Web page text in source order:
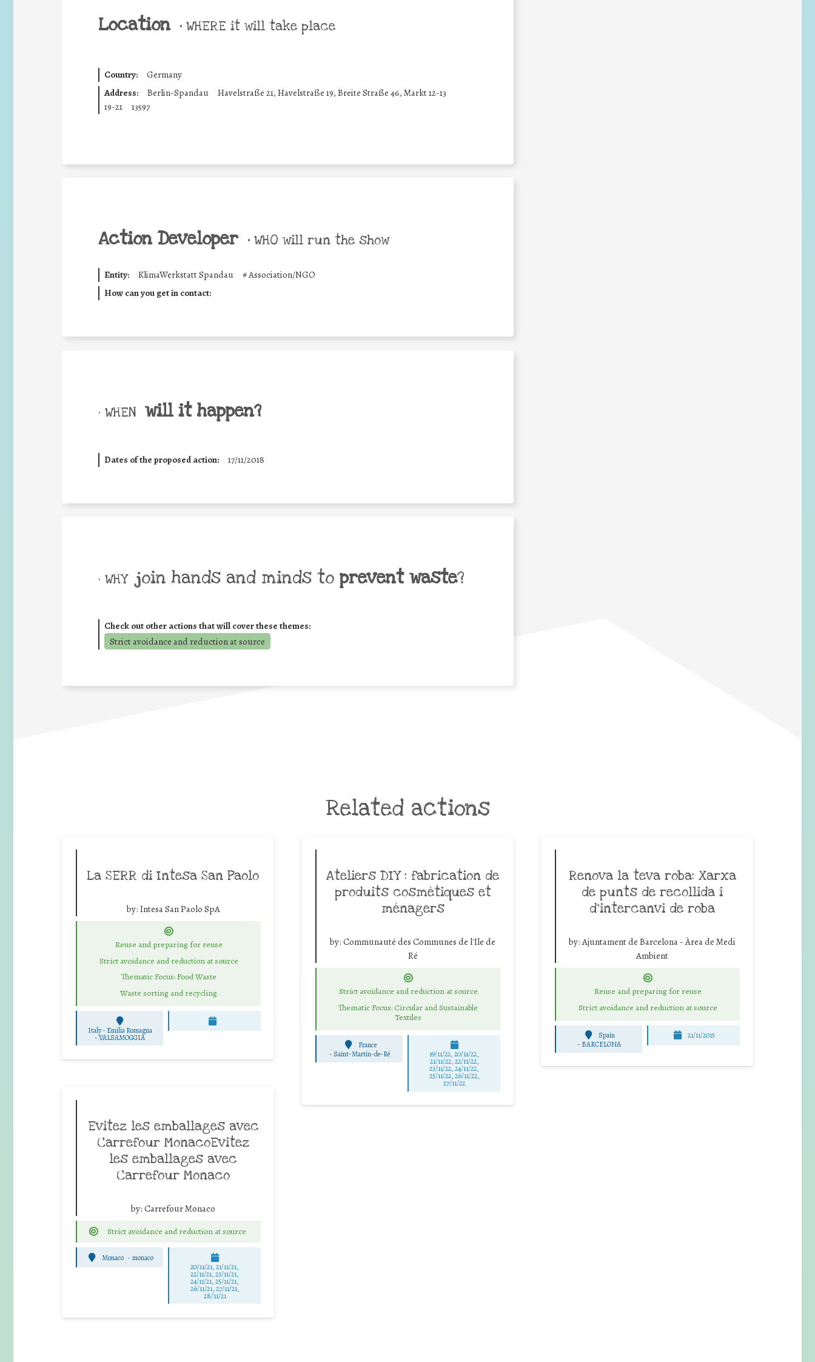
Location • WHERE it will take place
Country:
Germany
Address:
Berlin-Spandau
Havelstraße 21, Havelstraße 19, Breite Straße 46, Markt 12-13
19-21
13597
Action Developer • WHO will run the show
Entity: KlimaWerkstatt Spandau #Association/NGO
How can you get in contact:
• WHEN will it happen?
Dates of the proposed action: 17/11/2018
• WHY join hands and minds to prevent waste?
Check out other actions that will cover these themes:
Strict avoidance and reduction at source
Related actions
La SERR di Intesa San Paolo
by: Intesa San Paolo SpA
Reuse and preparing for reuse
Strict avoidance and reduction at source
Thematic Focus: Food Waste
Waste sorting and recycling
Italy - Emilia Romagna
-VALSAMOGGIA
Ateliers DIY : fabrication de
produits cosmétiques et
ménagers
by: Communauté des Communes de l'Ile de
Ré
Strict avoidance and reduction at source
Thematic Focus: Circular and Sustainable
Textiles
France
- Saint-Martin-de-Ré 19/11/22, 20/11/22,
21/11/22, 22/11/22,
23/11/22, 24/11/22,
25/11/22, 26/11/22,
27/11/22
Renova la teva roba: Xarxa
de punts de recollida i
d’intercanvi de roba
by:Ajuntament de Barcelona - Àrea de Medi
Ambient
Reuse and preparing for reuse
Strict avoidance and reduction at source
Spain
- BARCELONA
21/11/2015
Evitez les emballages avec
Carrefour MonacoEvitez
les emballages avec
Carrefour Monaco
by: Carrefour Monaco
Strict avoidance and reduction at source
Monaco -monaco
20/11/21, 21/11/21,
22/11/21, 23/11/21,
24/11/21, 25/11/21,
26/11/21, 27/11/21,
28/11/21